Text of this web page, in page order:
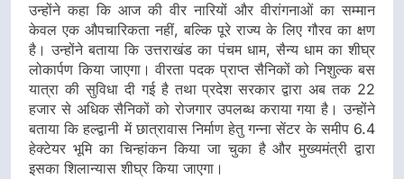
उन्होंने कहा कि आज की वीर नारियों और वीरांगनाओं का सम्मान
केवल एक औपचारिकता नहीं, बल्कि पूरे राज्य के लिए गौरव का क्षण
है। उन्होंने बताया कि उत्तराखंड का पंचम धाम, सैन्य धाम का शीघ्र
लोकार्पण किया जाएगा। वीरता पदक प्राप्त सैनिकों को निशुल्क बस
यात्रा की सुविधा दी गई है तथा प्रदेश सरकार द्वारा अब तक 22
हजार से अधिक सैनिकों को रोजगार उपलब्ध कराया गया है। उन्होंने
बताया कि हल्द्वानी में छात्रावास निर्माण हेतु गन्ना सेंटर के समीप 6.4
हेक्टेयर भूमि का चिन्हांकन किया जा चुका है और मुख्यमंत्री द्वारा
इसका शिलान्यास शीघ्र किया जाएगा।